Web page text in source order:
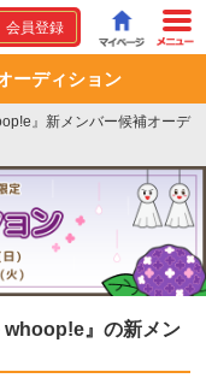
会員登録
ーディション
』新メンバー候補オーデ
whoop!e』の新メン